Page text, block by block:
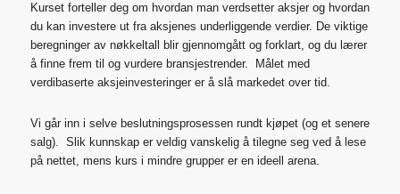
Kurset forteller deg om hvordan man verdsetter aksjer og hvordan
du kan investere ut fra aksjenes underliggende verdier. De viktige
beregninger av nøkkeltall blir gjennomgått og forklart, og du lærer
å finne frem til og vurdere bransjestrender. Målet med
verdibaserte aksjeinvesteringer er å slå markedet over tid.
Vi går inn i selve beslutningsprosessen rundt kjøpet (og et senere
salg). Slik kunnskap er veldig vanskelig å tilegne seg ved å lese
på nettet, mens kurs i mindre grupper er en ideell arena.